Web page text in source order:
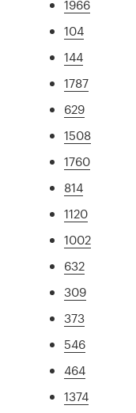
1966
104
144
1787
629
1508
1760
814
1120
1002
632
309
373
546
464
1374